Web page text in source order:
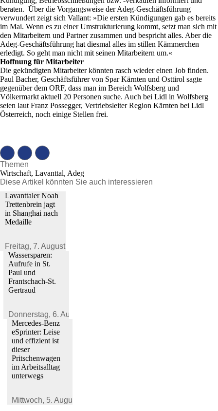
beraten. Über die Vorgangsweise der Adeg-Geschäftsführung
verwundert zeigt sich Vallant: »Die ersten Kündigungen gab es bereits
im Mai. Wenn es zu einer Umstrukturierung kommt, setzt man sich mit
den Mitarbeitern und Partner zusammen und bespricht alles. Aber die
Adeg-Geschäftsführung hat diesmal alles im stillen Kämmerchen
erledigt. So geht man nicht mit seinen Mitarbeitern um.«
Hoffnung für Mitarbeiter
Die gekündigten Mitarbeiter könnten rasch wieder einen Job finden.
Paul Bacher, Geschäftsführer von Spar Kärnten und Osttirol sagte
gegenüber dem ORF, dass man im Bereich Wolfsberg und
Völkermarkt aktuell 20 Personen suche. Auch bei Lidl in Wolfsberg
seien laut Franz Possegger, Vertriebsleiter Region Kärnten bei Lidl
Österreich, noch einige Stellen frei.
Themen
Wirtschaft, Lavanttal, Adeg
Diese Artikel könnten Sie auch interessieren
Lavanttaler Noah
Trettenbrein jagt
in Shanghai nach
Medaille
Freitag, 7. August 2026
Wassersparen:
Aufrufe in St.
Paul und
Frantschach-St.
Gertraud
Donnerstag, 6. August 2026
Mercedes-Benz
eSprinter: Leise
und effizient ist
dieser
Pritschenwagen
im Arbeitsalltag
unterwegs
Mittwoch, 5. August 2026